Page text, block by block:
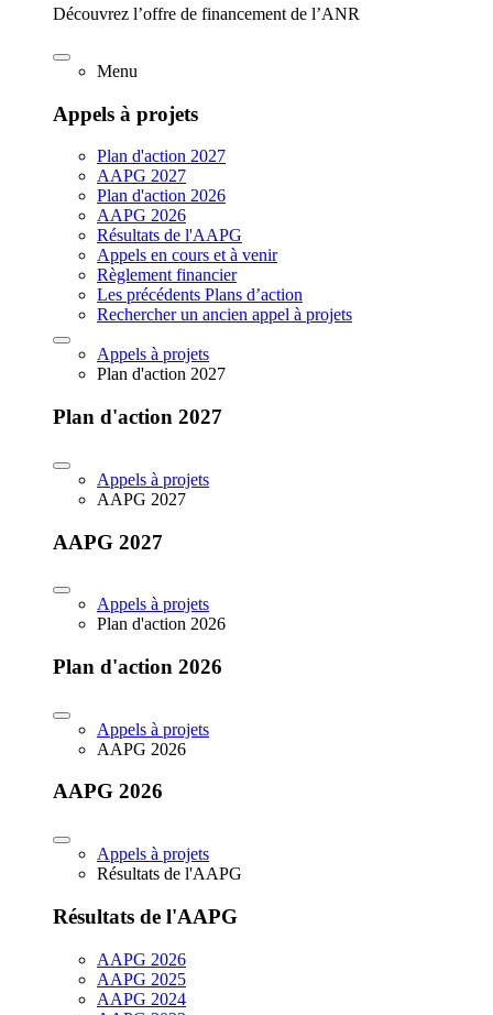
Découvrez l’offre de financement de l’ANR
Menu
Appels à projets
Plan d'action 2027
AAPG 2027
Plan d'action 2026
AAPG 2026
Résultats de l'AAPG
Appels en cours et à venir
Règlement financier
Les précédents Plans d’action
Rechercher un ancien appel à projets
Appels à projets
Plan d'action 2027
Plan d'action 2027
Appels à projets
AAPG 2027
AAPG 2027
Appels à projets
Plan d'action 2026
Plan d'action 2026
Appels à projets
AAPG 2026
AAPG 2026
Appels à projets
Résultats de l'AAPG
Résultats de l'AAPG
AAPG 2026
AAPG 2025
AAPG 2024